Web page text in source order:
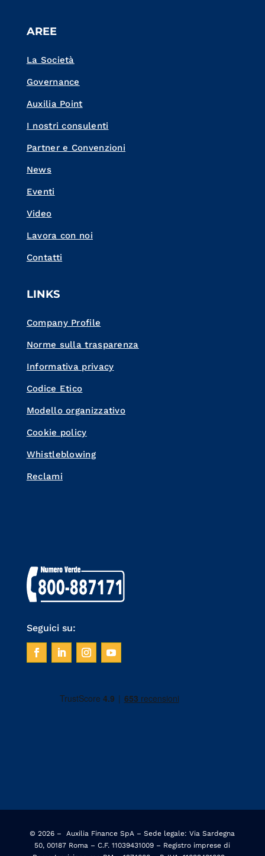
AREE
La Società
Governance
Auxilia Point
I nostri consulenti
Partner e Convenzioni
News
Eventi
Video
Lavora con noi
Contatti
LINKS
Company Profile
Norme sulla trasparenza
Informativa privacy
Codice Etico
Modello organizzativo
Cookie policy
Whistleblowing
Reclami
Seguici su:
© 2026 –
Auxilia Finance SpA – Sede legale: Via Sardegna
50, 00187 Roma – C.F. 11039431009 – Registro imprese di